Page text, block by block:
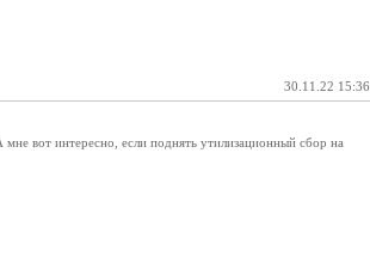
30.11.22 15:36
вот интересно, если поднять утилизационный сбор на